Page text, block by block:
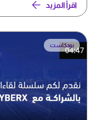
اقرأ المزيد
بودكاست